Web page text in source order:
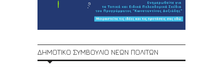
ΔΗΜΟΤΙΚΟ ΣΥΜΒΟΥΛΙΟ ΝΕΩΝ ΠΟΛΙΤΩΝ